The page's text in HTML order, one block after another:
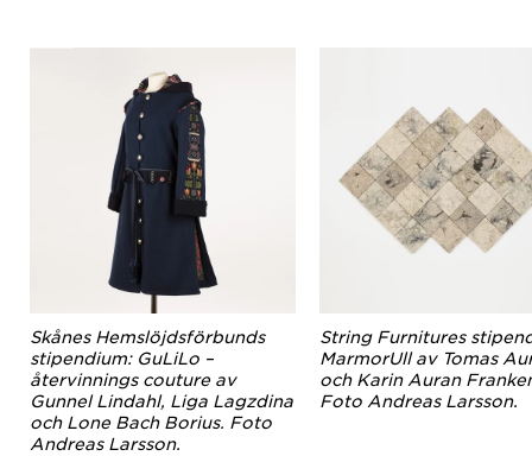
Skånes Hemslöjdsförbunds
stipendium: GuLiLo –
återvinnings couture av
Gunnel Lindahl, Liga Lagzdina
och Lone Bach Borius. Foto
Andreas Larsson.
String Furnitures
MarmorUll av Tomas
och Karin Auran
Foto Andreas Larsson.